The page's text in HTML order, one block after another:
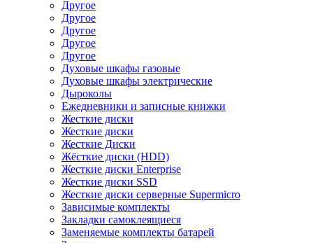
Другое
Другое
Другое
Другое
Другое
Духовые шкафы газовые
Духовые шкафы электрические
Дыроколы
Ежедневники и записные книжки
Жесткие диски
Жесткие диски
Жесткие Диски
Жёсткие диски (HDD)
Жесткие диски Enterprise
Жесткие диски SSD
Жесткие диски серверные Supermicro
Зависимые комплекты
Закладки самоклеящиеся
Заменяемые комплекты батарей